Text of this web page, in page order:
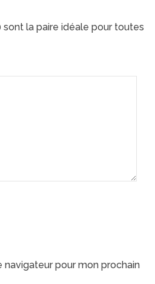
la paire idéale pour toutes
pour mon prochain